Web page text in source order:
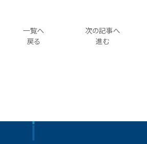
一覧へ
戻る
次の記事へ
進む